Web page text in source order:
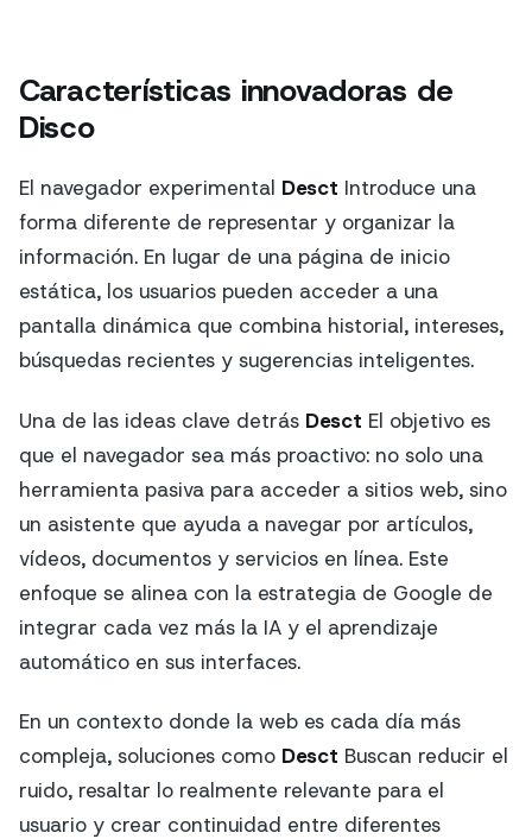
Características innovadoras de
Disco
El navegador experimental Desct Introduce una
forma diferente de representar y organizar la
información. En lugar de una página de inicio
estática, los usuarios pueden acceder a una
pantalla dinámica que combina historial, intereses,
búsquedas recientes y sugerencias inteligentes.
Una de las ideas clave detrás Desct El objetivo es
que el navegador sea más proactivo: no solo una
herramienta pasiva para acceder a sitios web, sino
un asistente que ayuda a navegar por artículos,
vídeos, documentos y servicios en línea. Este
enfoque se alinea con la estrategia de Google de
integrar cada vez más la IA y el aprendizaje
automático en sus interfaces.
En un contexto donde la web es cada día más
compleja, soluciones como Desct Buscan reducir el
ruido, resaltar lo realmente relevante para el
usuario y crear continuidad entre diferentes